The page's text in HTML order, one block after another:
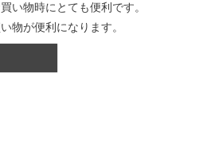
い物時にとても便利です。
物が便利になります。